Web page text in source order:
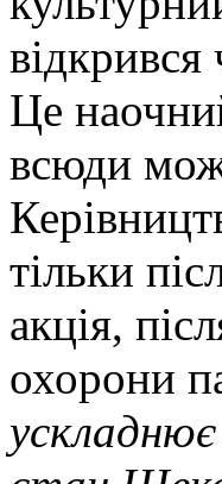
Це
всюди
тільки
акція,
охорони